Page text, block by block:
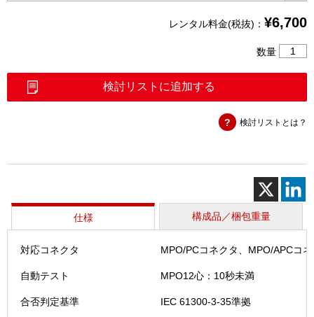
レンタル料金(税抜)： ¥6,700
数量
イ
ス
コ
ー
（INX-
KIT1）
検討リストに追加する
検討リストとは？
仕様 構成品／梱包重量
対応コネクタ MPO/PCコネクタ、MPO/APCコ
自動テスト MPO12心：10秒未満
合否判定基準 IEC 61300-3-35準拠